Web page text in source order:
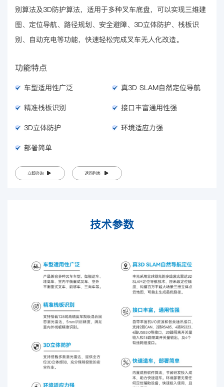
别算法及3D防护算法，适用于多种叉车底盘，可以实现三维建
图、定位导航、路径规划、安全避障、3D立体防护、栈板识
别、自动充电等功能，快速轻松完成叉车无人化改造。
功能特点
车型适用性广泛
真3D SLAM自然定位导航
精准栈板识别
接口丰富通用性强
3D立体防护
环境适应力强
部署简单
立即咨询 返回列表
技术参数